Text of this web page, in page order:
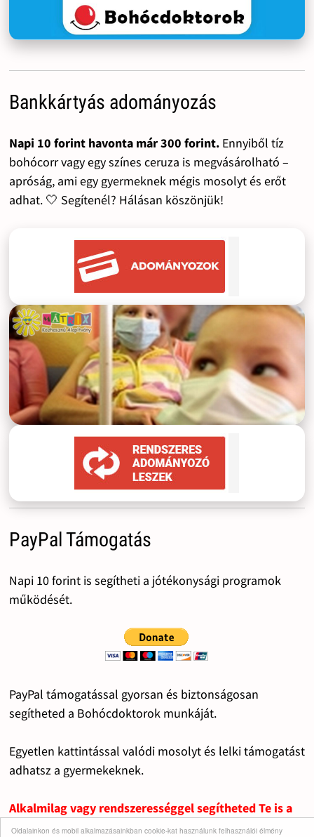
Oldalainkon és mobil alkalmazásainkban cookie-kat használunk felhasználói élmény
Bankkártyás adományozás
Napi 10 forint havonta már 300 forint.Ennyiből tíz
bohócorr vagy egy színes ceruza is megvásárolható –
apróság, ami egy gyermeknek mégis mosolyt és erőt
adhat. 🤍 Segítenél? Hálásan köszönjük!
PayPal Támogatás
Napi 10 forint is segítheti a jótékonysági programok
működését.
PayPal támogatással gyorsan és biztonságosan
segítheted a Bohócdoktorok munkáját.
Egyetlen kattintással valódi mosolyt és lelki támogatást
adhatsz a gyermekeknek.
Alkalmilag vagy rendszerességgel segítheted Te is a
fontos dolgok működését.